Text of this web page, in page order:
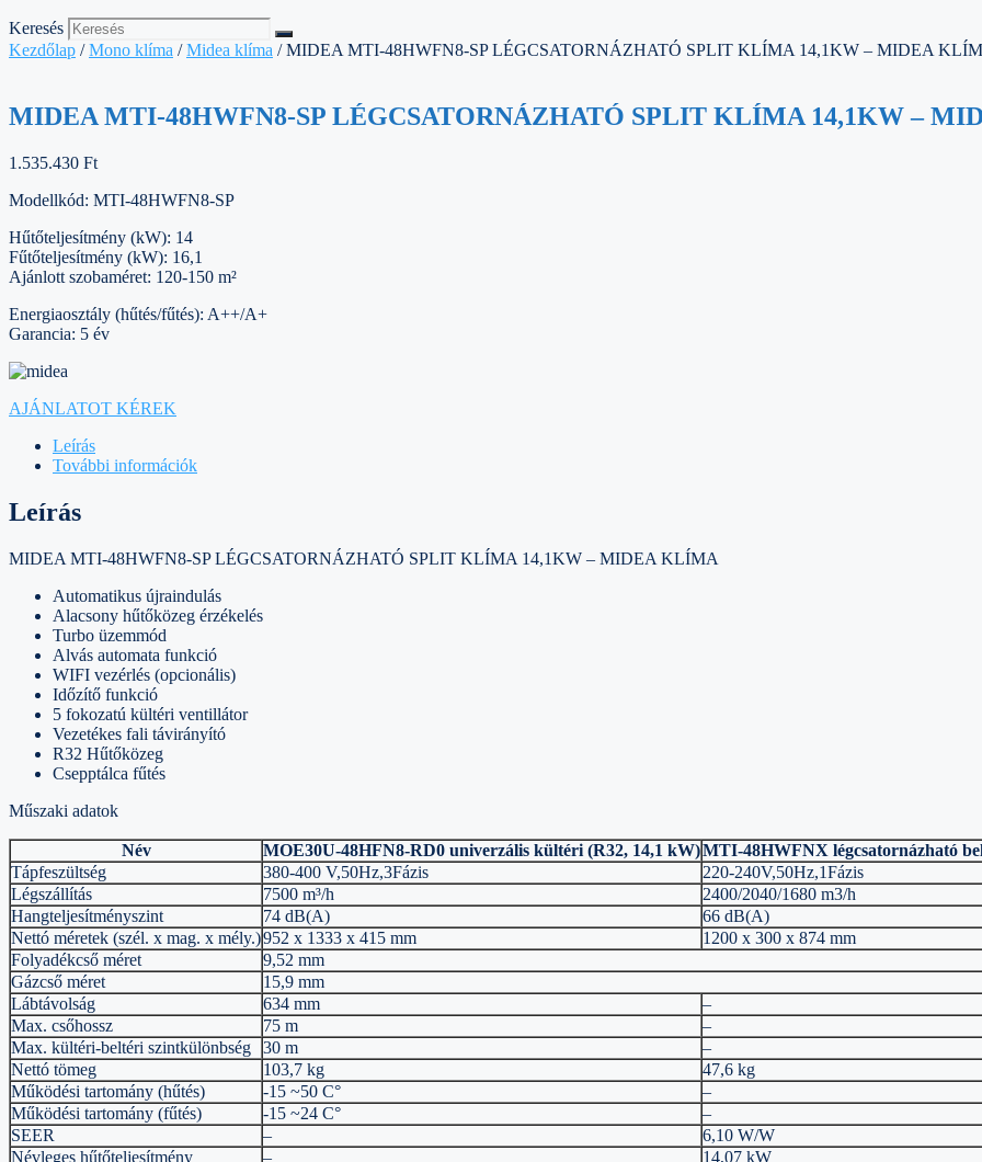
Keresés
Kezdőlap /Mono klíma /Midea klíma / MIDEA MTI-48HWFN8-SP LÉGCSATORNÁZHATÓ SPLIT KLÍMA 14,1KW – MIDEA
MIDEA MTI-48HWFN8-SP LÉGCSATORNÁZHATÓ SPLIT KLÍMA 14,1KW –
1.535.430 Ft
Modellkód: MTI-48HWFN8-SP
Hűtőteljesítmény (kW): 14
Fűtőteljesítmény (kW): 16,1
Ajánlott szobaméret: 120-150 m²
Energiaosztály (hűtés/fűtés): A++/A+
Garancia: 5 év
AJÁNLATOT KÉREK
Leírás
További információk
Leírás
MIDEA MTI-48HWFN8-SP LÉGCSATORNÁZHATÓ SPLIT KLÍMA 14,1KW – MIDEA KLÍMA
Automatikus újraindulás
Alacsony hűtőközeg érzékelés
Turbo üzemmód
Alvás automata funkció
WIFI vezérlés (opcionális)
Időzítő funkció
5 fokozatú kültéri ventillátor
Vezetékes fali távirányító
R32 Hűtőközeg
Csepptálca fűtés
Műszaki adatok
Név MOE30U-48HFN8-RD0 univerzális kültéri (R32, 14,1 kW)MTI-48HWFNX légcsatornázható
Tápfeszültség
380-400 V,50Hz,3Fázis
220-240V,50Hz,1Fázis
Légszállítás
7500 m³/h
2400/2040/1680 m3/h
Hangteljesítményszint
74 dB(A)
66 dB(A)
Nettó méretek (szél. x mag. x mély.)952 x 1333 x 415 mm
1200 x 300 x 874 mm
Folyadékcső méret
9,52 mm
Gázcső méret
15,9 mm
Lábtávolság
634 mm
–
Max. csőhossz
75 m
–
Max. kültéri-beltéri szintkülönbség
30 m
–
Nettó tömeg
103,7 kg
47,6 kg
Működési tartomány (hűtés)
-15 ~50 C°
–
Működési tartomány (fűtés)
-15 ~24 C°
–
SEER
–
6,10 W/W
Névleges hűtőteljesítmény
–
14,07 kW